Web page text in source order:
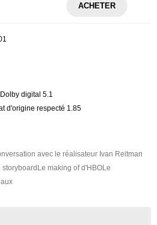
ACHETER
digital 5.1
d'origine respecté 1.85
avec le réalisateur Ivan Reitman
making of d'HBOLe